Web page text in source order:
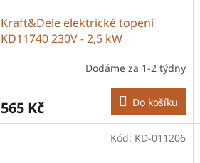
Kraft&Dele elektrické topení
KD11740 230V - 2,5 kW
Dodáme za 1-2 týdny
565 Kč Do košíku
Kód: KD-011206